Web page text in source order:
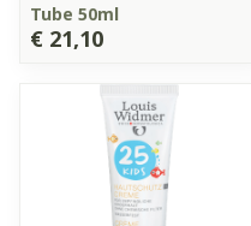
Tube 50ml
€ 21,10